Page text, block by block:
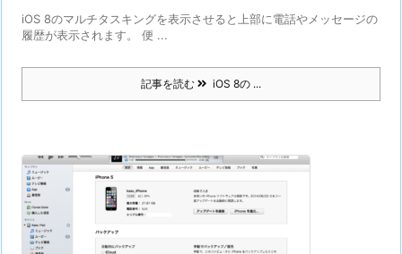
iOS 8のマルチタスキングを表示させると上部に電話やメッセージの
履歴が表示されます。 便 ...
記事を読む iOS 8の ...